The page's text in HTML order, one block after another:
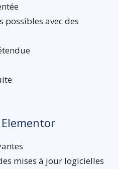
possibles avec des
mises à jour logicielles